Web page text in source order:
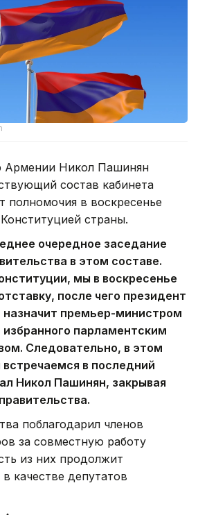
Армении Никол Пашинян
состав кабинета
полномочия в воскресенье
страны.
очередное заседание
в этом составе.
мы в воскресенье
после чего президент
назначит премьер-министром
парламентским
Следовательно, в этом
в последний
Никол Пашинян, закрывая
поблагодарил членов
за совместную работу
из них продолжит
качестве депутатов